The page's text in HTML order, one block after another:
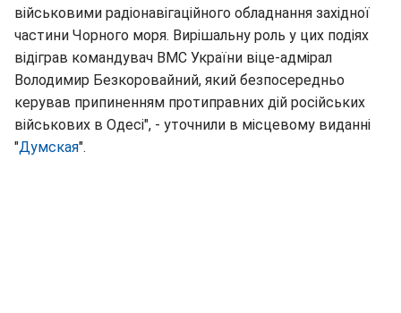
військовими радіонавігаційного обладнання західної
частини Чорного моря. Вирішальну роль у цих подіях
відіграв командувач ВМС України віце-адмірал
Володимир Безкоровайний, який безпосередньо
керував припиненням протиправних дій російських
військових в Одесі", - уточнили в місцевому виданні
"Думская".